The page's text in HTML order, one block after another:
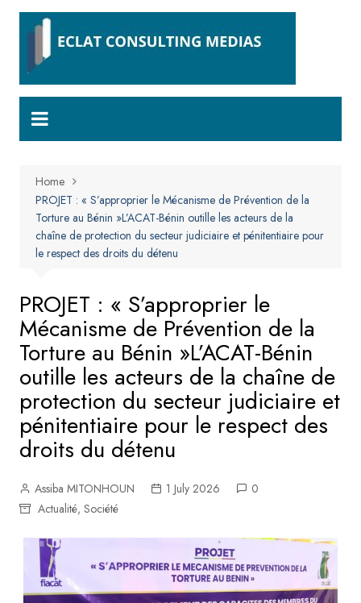
Skip
Home
PROJET : « S’approprier le Mécanisme de Prévention de la
Torture au Bénin »L’ACAT-Bénin outille les acteurs de la
chaîne de protection du secteur judiciaire et pénitentiaire pour
le respect des droits du détenu
PROJET : « S’approprier le
Mécanisme de Prévention de la
Torture au Bénin »L’ACAT-Bénin
outille les acteurs de la chaîne de
protection du secteur judiciaire et
pénitentiaire pour le respect des
droits du détenu
Assiba MITONHOUN 1 July 2026
0
Actualité, Société